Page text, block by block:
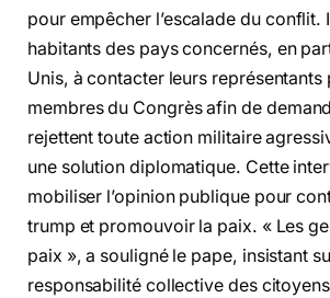
pour empêcher l’escalade du conflit.
habitants des pays concernés, en
Unis, à contacter leurs représentants
membres du Congrès afin de
rejettent toute action militaire
une solution diplomatique. Cette
mobiliser l’opinion publique pour
trump et promouvoir la paix. « Les
paix », a souligné le pape, insistant
responsabilité collective des